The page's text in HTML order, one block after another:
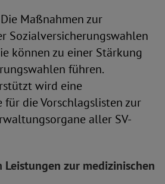
Maßnahmen zur
Sozialversicherungswahlen
können zu einer Stärkung
führen.
wird eine
für die Vorschlagslisten zur
aller SV-
Leistungen zur medizinischen